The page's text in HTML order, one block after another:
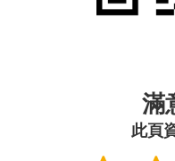
滿
此頁